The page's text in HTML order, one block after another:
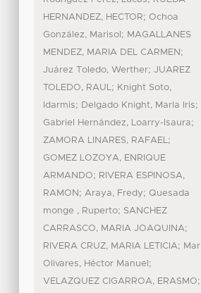
HERNANDEZ, HECTOR; Ochoa
González, Marisol ; MAGALLANES
MENDEZ, MARIA DEL CARMEN ;
Juárez Toledo, Werther; JUAREZ
TOLEDO, RAUL; Knight Soto,
Idarmis; Delgado Knight, Marla Iris;
Gabriel Hernández, Loarry-Isaura;
ZAMORA LINARES, RAFAEL;
GOMEZ LOZOYA, ENRIQUE
ARMANDO; RIVERA ESPINOSA,
RAMON ; Araya, Fredy; Quesada
monge , Ruperto; SANCHEZ
CARRASCO, MARIA JOAQUINA;
RIVERA CRUZ, MARIA LETICIA; Mar
Olivares, Héctor Manuel ;
VELAZQUEZ CIGARROA, ERASMO;